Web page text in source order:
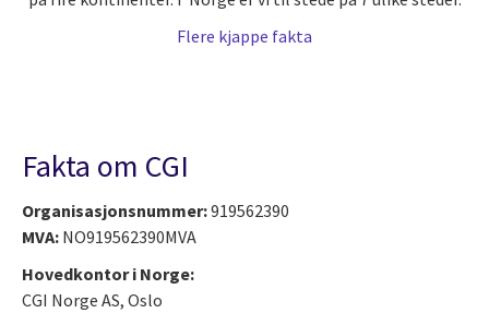
Flere kjappe fakta
Fakta om CGI
Organisasjonsnummer:919562390
MVA: NO919562390MVA
Hovedkontor i Norge:
CGI Norge AS, Oslo